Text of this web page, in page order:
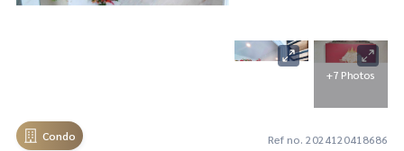
+7 Photos
Condo Ref no. 2024120418686